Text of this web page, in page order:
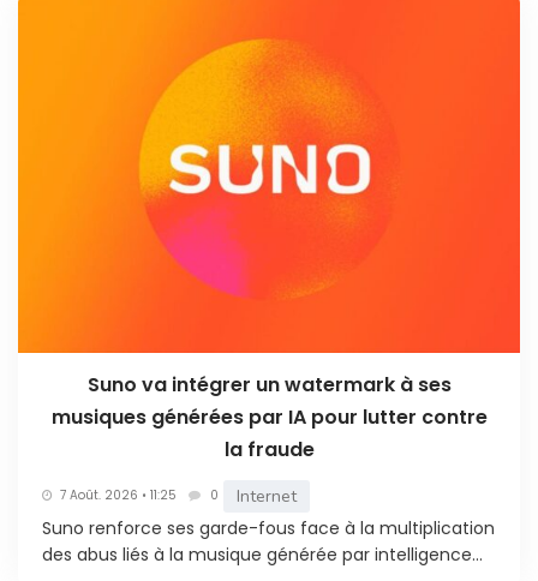
Suno va intégrer un watermark à ses
musiques générées par IA pour lutter contre
la fraude
7 Août. 2026 • 11:25 0 Internet
Suno renforce ses garde-fous face à la multiplication
des abus liés à la musique générée par intelligence...